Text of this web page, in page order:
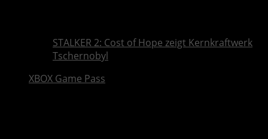
STALKER 2: Cost of Hope zeigt Kernkraftwerk
Tschernobyl
XBOX Game Pass